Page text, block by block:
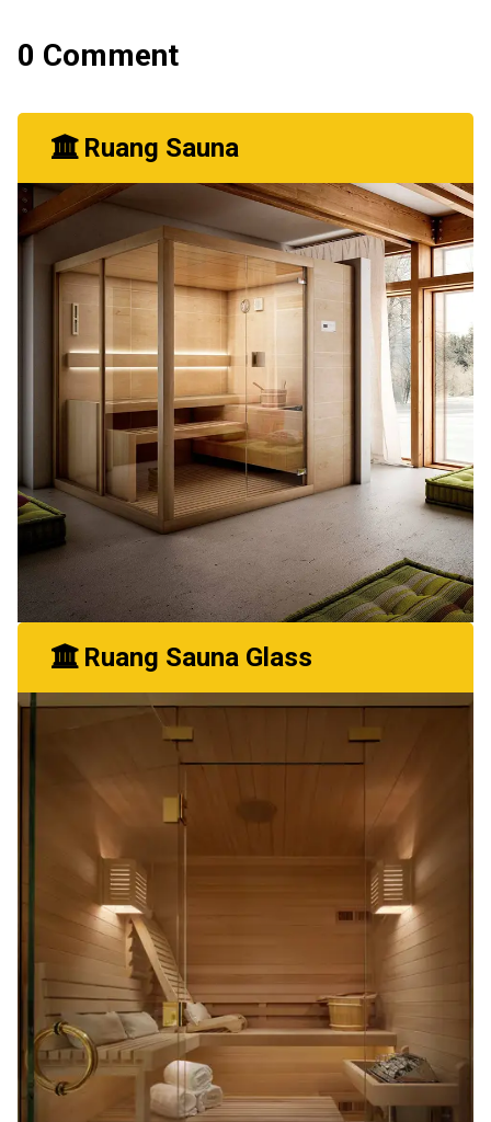
0 Comment
Ruang Sauna
Ruang Sauna Glass